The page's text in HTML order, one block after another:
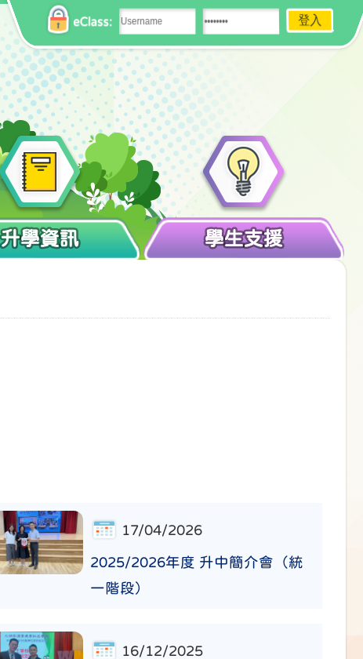
eClass:
升學資訊 學生支援
17/04/2026
2025/2026年度 升中簡介會（統
一階段）
16/12/2025